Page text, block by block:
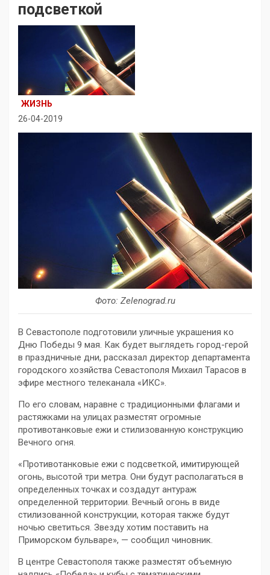
подсветкой
ЖИЗНЬ
26-04-2019
Фото: Zelenograd.ru
В Севастополе подготовили уличные украшения ко
Дню Победы 9 мая. Как будет выглядеть город-герой
в праздничные дни, рассказал директор департамента
городского хозяйства Севастополя Михаил Тарасов в
эфире местного телеканала «ИКС».
По его словам, наравне с традиционными флагами и
растяжками на улицах разместят огромные
противотанковые ежи и стилизованную конструкцию
Вечного огня.
«Противотанковые ежи с подсветкой, имитирующей
огонь, высотой три метра. Они будут располагаться в
определенных точках и создадут антураж
определенной территории. Вечный огонь в виде
стилизованной конструкции, которая также будут
ночью светиться. Звезду хотим поставить на
Приморском бульваре», — сообщил чиновник.
В центре Севастополя также разместят объемную